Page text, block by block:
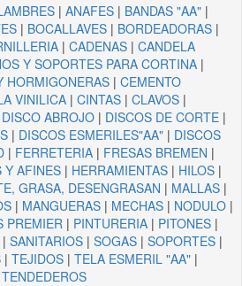
| ANAFES| BANDAS "AA"|
| BOCALLAVES | BORDEADORAS |
| CADENAS | CANDELA
Y SOPORTES PARA CORTINA |
HORMIGONERAS| CEMENTO
VINILICA| CINTAS| CLAVOS|
DISCO ABROJO| DISCOS DE CORTE|
| DISCOS ESMERILES"AA"| DISCOS
| FERRETERIA | FRESAS BREMEN |
Y AFINES| HERRAMIENTAS| HILOS|
GRASA, DESENGRASAN | MALLAS|
| MANGUERAS| MECHAS| NODULO|
PREMIER | PINTURERIA| PITONES|
| SANITARIOS | SOGAS | SOPORTES |
| TEJIDOS | TELA ESMERIL "AA" |
TENDEDEROS